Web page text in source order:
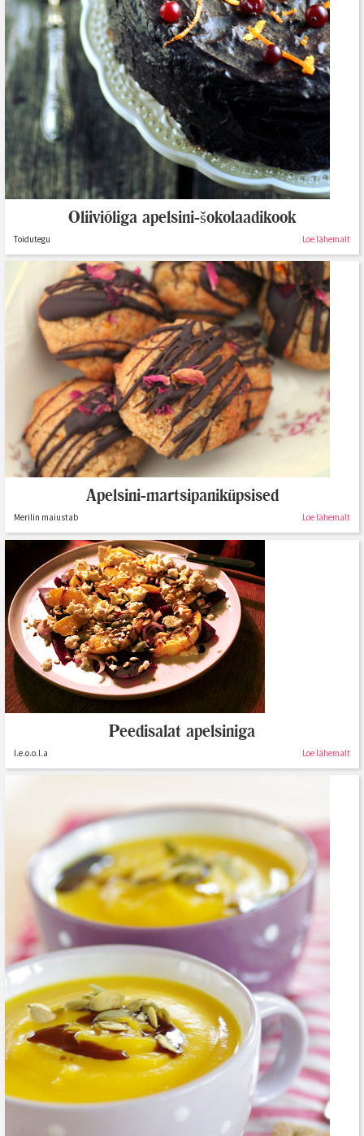
Oliiviõliga apelsini-šokolaadikook
Toidutegu Loe lähemalt
Apelsini-martsipaniküpsised
Merilin maiustab Loe lähemalt
Peedisalat apelsiniga
l.e.o.o.l.a Loe lähemalt